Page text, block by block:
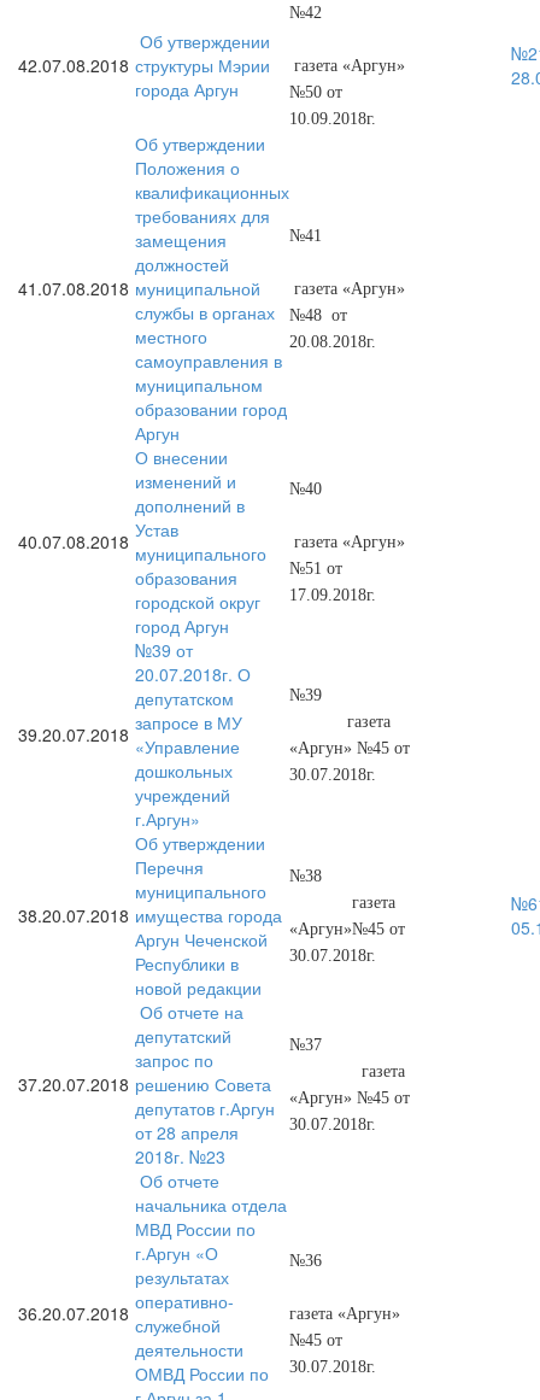
42.07.08.2018
Об утверждении
структуры Мэрии
города Аргун
№42
газета «Аргун»
№50 от
10.09.2018г.
41.07.08.2018
Об утверждении
Положения о
квалификационных
требованиях для
замещения
должностей
муниципальной
службы в органах
местного
самоуправления в
муниципальном
образовании город
Аргун
№41
газета «Аргун»
№48 от
20.08.2018г.
40.07.08.2018
О внесении
изменений и
дополнений в
Устав
муниципального
образования
городской округ
город Аргун
№40
газета «Аргун»
№51 от
17.09.2018г.
39.20.07.2018
№39 от
20.07.2018г. О
депутатском
запросе в МУ
«Управление
дошкольных
учреждений
г.Аргун»
№39
газета
«Аргун» №45 от
30.07.2018г.
38.20.07.2018
Об утверждении
Перечня
муниципального
имущества города
Аргун Чеченской
Республики в
новой редакции
№38
газета
«Аргун»№45 от
30.07.2018г.
37.20.07.2018
Об отчете на
депутатский
запрос по
решению Совета
депутатов г.Аргун
от 28 апреля
2018г. №23
№37
газета
«Аргун» №45 от
30.07.2018г.
36.20.07.2018
Об отчете
начальника отдела
МВД России по
г.Аргун «О
результатах
оперативно-
служебной
деятельности
ОМВД России по
№36
газета «Аргун»
№45 от
30.07.2018г.